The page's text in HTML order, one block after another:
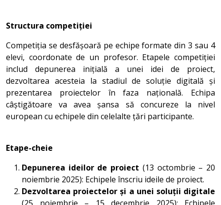
Structura competiției
Competiția se desfășoară pe echipe formate din 3 sau 4
elevi, coordonate de un profesor. Etapele competiției
includ depunerea inițială a unei idei de proiect,
dezvoltarea acesteia la stadiul de soluție digitală și
prezentarea proiectelor în faza națională. Echipa
câștigătoare va avea șansa să concureze la nivel
european cu echipele din celelalte țări participante.
Etape-cheie
Depunerea ideilor de proiect (13 octombrie – 20
noiembrie 2025): Echipele înscriu ideile de proiect.
Dezvoltarea proiectelor și a unei soluții digitale